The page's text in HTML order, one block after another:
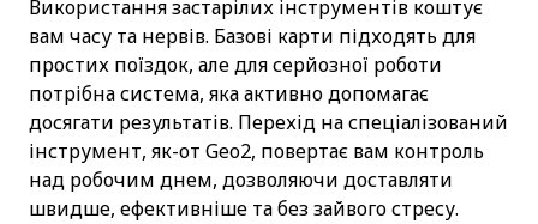
Використання застарілих інструментів коштує
вам часу та нервів. Базові карти підходять для
простих поїздок, але для серйозної роботи
потрібна система, яка активно допомагає
досягати результатів. Перехід на спеціалізований
інструмент, як-от Geo2, повертає вам контроль
над робочим днем, дозволяючи доставляти
швидше, ефективніше та без зайвого стресу.